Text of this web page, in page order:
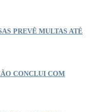
PREVÊ MULTAS ATÉ
CONCLUI COM